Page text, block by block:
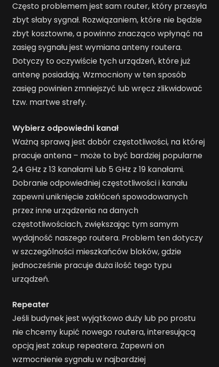
Często problemem jest sam router, który przesyła
zbyt słaby sygnał. Rozwiązaniem, które nie będzie
zbyt kosztowne, a powinno znacząco wpłynąć na
zasięg sygnału jest wymiana anteny routera.
Dotyczy to oczywiście tych urządzeń, które już
antenę posiadają. Wzmocniony w ten sposób
zasięg powinien zmniejszyć lub wręcz zlikwidować
tzw. martwe strefy.
Wybierz odpowiedni kanał
Ważną sprawą jest dobór częstotliwości, na której
pracuje antena – może to być bardziej popularne
2,4 GHz z 13 kanałami lub 5 GHz z 19 kanałami.
Dobranie odpowiedniej częstotliwości i kanału
zapewni uniknięcie zakłóceń spowodowanych
przez inne urządzenia na danych
częstotliwościach, zwiększając tym samym
wydajność naszego routera. Problem ten dotyczy
w szczególności mieszkańców bloków, gdzie
jednocześnie pracuje duża ilość tego typu
urządzeń.
Repeater
Jeśli budynek jest wyjątkowo duży lub po prostu
nie chcemy kupić nowego routera, interesującą
opcją jest zakup repeatera. Zapewni on
wzmocnienie sygnału w najbardziej